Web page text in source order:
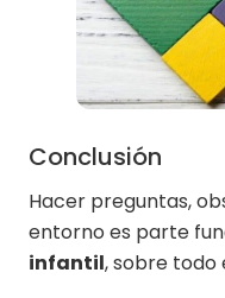
Conclusión
Hacer preguntas,
entorno es parte
infantil, sobre todo